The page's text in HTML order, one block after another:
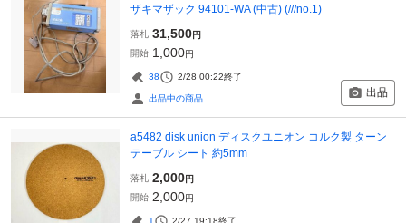
ザキマザック 94101-WA (中古) (///no.1)
落札 31,500円
開始 1,000円
38 2/28 00:22終了
出品中の商品 出品
a5482 disk union ディスクユニオン コルク製 ターン
テーブル シート 約5mm
落札 2,000円
開始 2,000円
1 2/27 19:18終了